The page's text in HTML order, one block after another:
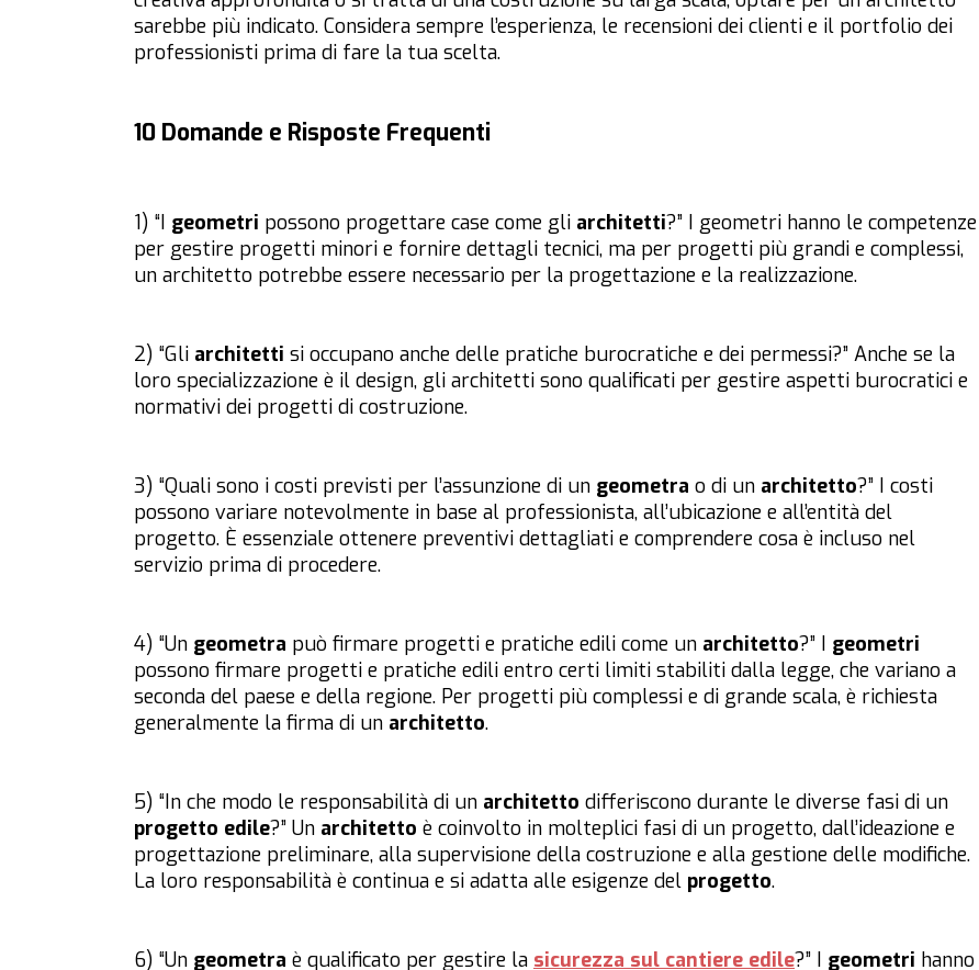
sarebbe più indicato. Considera sempre l’esperienza, le recensioni dei clienti e il portfolio dei
professionisti prima di fare la tua scelta.
10 Domande e Risposte Frequenti
1) “I geometri possono progettare case come gli architetti?” I geometri hanno le competenze
per gestire progetti minori e fornire dettagli tecnici, ma per progetti più grandi e complessi,
un architetto potrebbe essere necessario per la progettazione e la realizzazione.
2) “Gli architetti si occupano anche delle pratiche burocratiche e dei permessi?” Anche se la
loro specializzazione è il design, gli architetti sono qualificati per gestire aspetti burocratici e
normativi dei progetti di costruzione.
3) “Quali sono i costi previsti per l’assunzione di un geometra o di un architetto?” I costi
possono variare notevolmente in base al professionista, all’ubicazione e all’entità del
progetto. È essenziale ottenere preventivi dettagliati e comprendere cosa è incluso nel
servizio prima di procedere.
4) “Un geometra può firmare progetti e pratiche edili come un architetto?” I geometri
possono firmare progetti e pratiche edili entro certi limiti stabiliti dalla legge, che variano a
seconda del paese e della regione. Per progetti più complessi e di grande scala, è richiesta
generalmente la firma di un architetto.
5) “In che modo le responsabilità di un architetto differiscono durante le diverse fasi di un
progetto edile?” Un architetto è coinvolto in molteplici fasi di un progetto, dall’ideazione e
progettazione preliminare, alla supervisione della costruzione e alla gestione delle modifiche.
La loro responsabilità è continua e si adatta alle esigenze del progetto.
6) “Un geometra è qualificato per gestire la sicurezza sul cantiere edile?” I geometri hanno